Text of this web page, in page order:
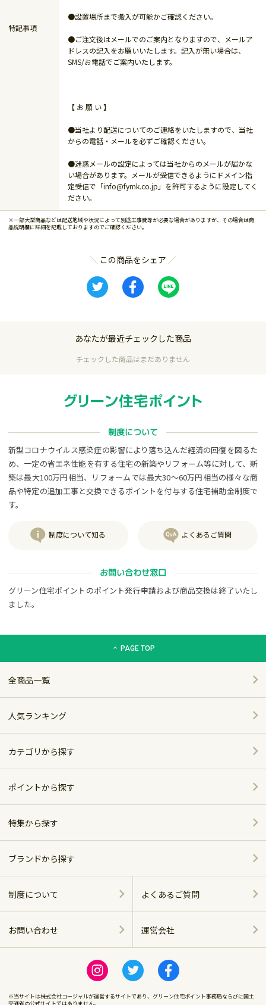
特記事項
●設置場所まで搬入が可能かご確認ください。
●ご注文後はメールでのご案内となりますので、メールア
ドレスの記入をお願いいたします。記入が無い場合は、
SMS/お電話でご案内いたします。
【 お 願 い 】
●当社より配送についてのご連絡をいたしますので、当社
からの電話・メールを必ずご確認ください。
●迷惑メールの設定によっては当社からのメールが届かな
い場合があります。メールが受信できるようにドメイン指
定受信で「info@fymk.co.jp」を許可するように設定してく
ださい。
※一部大型商品などは配送地域や状況によって別途工事費等が必要な場合がありますが、その場合は商
品説明欄に詳細を記載しておりますのでご確認ください。
この商品をシェア
あなたが最近チェックした商品
チェックした商品はまだありません
制度について
新型コロナウイルス感染症の影響により落ち込んだ経済の回復を図るた
め、一定の省エネ性能を有する住宅の新築やリフォーム等に対して、新
築は最大100万円相当、リフォームでは最大30～60万円相当の様々な商
品や特定の追加工事と交換できるポイントを付与する住宅補助金制度で
す。
制度について知る よくあるご質問
お問い合わせ窓口
グリーン住宅ポイントのポイント発行申請および商品交換は終了いたし
ました。
PAGE TOP
全商品一覧
人気ランキング
カテゴリから探す
家電
家具・インテリア
ホーム＆キッチン
アウトドア・スポーツ
グルメ・スイーツ
感染症対策
ポイントから探す
～5,000pt
5,001～10,000pt
10,001～20,000pt
20,001～30,000pt
50,001～100,000pt
特集から探す
ポイント別おすすめ商品
おしゃれで便利なキッチンアイテム
ベッド特集
ビール特集
ブランドから探す
シャープ
パナソニック
ロゴス
制度について よくあるご質問
商品に関する
お問い合わせ 運営会社
※当サイトは株式会社コージャルが運営するサイトであり、グリーン住宅ポイント事務局ならびに国土